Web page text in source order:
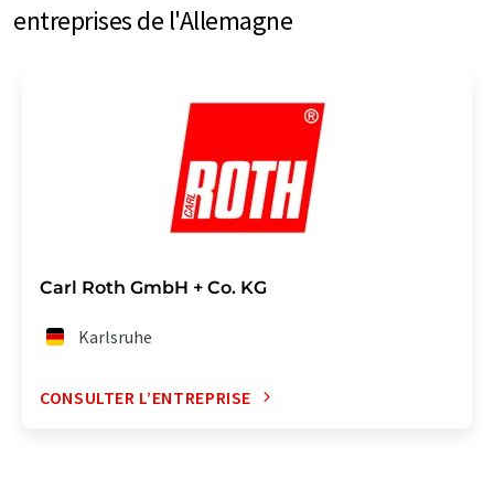
entreprises de l'Allemagne
Carl Roth GmbH + Co. KG
Karlsruhe
CONSULTER L’ENTREPRISE